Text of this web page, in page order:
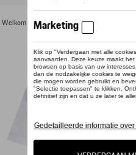
Welkom >Voor u >Textiel >